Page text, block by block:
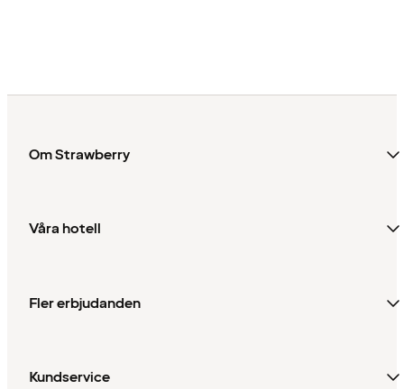
Om Strawberry
Våra hotell
Fler erbjudanden
Kundservice